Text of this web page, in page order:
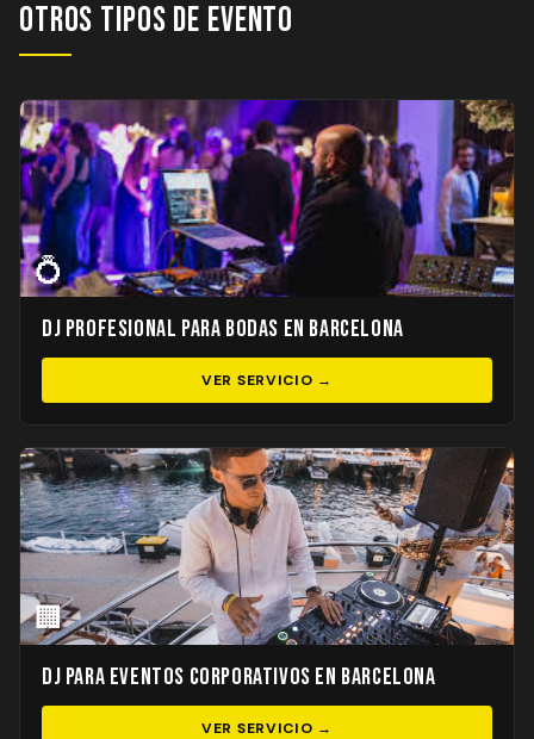
Otros Tipos de Evento
💍
DJ Profesional para Bodas en Barcelona
VER SERVICIO →
🏢
DJ para Eventos Corporativos en Barcelona
VER SERVICIO →